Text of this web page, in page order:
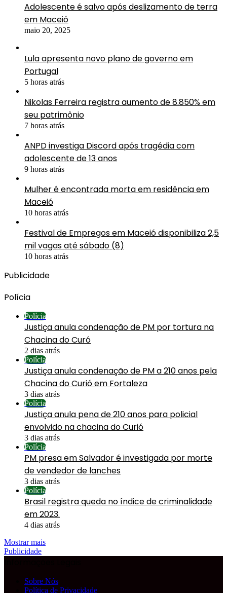
Adolescente é salvo após deslizamento de terra
em Maceió
maio 20, 2025
Lula apresenta novo plano de governo em
Portugal
5 horas atrás
Nikolas Ferreira registra aumento de 8.850% em
seu patrimônio
7 horas atrás
ANPD investiga Discord após tragédia com
adolescente de 13 anos
9 horas atrás
Mulher é encontrada morta em residência em
Maceió
10 horas atrás
Festival de Empregos em Maceió disponibiliza 2,5
mil vagas até sábado (8)
10 horas atrás
Publicidade
Polícia
Polícia
Justiça anula condenação de PM por tortura na
Chacina do Curó
2 dias atrás
Polícia
Justiça anula condenação de PM a 210 anos pela
Chacina do Curió em Fortaleza
3 dias atrás
Polícia
Justiça anula pena de 210 anos para policial
envolvido na chacina do Curió
3 dias atrás
Polícia
PM presa em Salvador é investigada por morte
de vendedor de lanches
3 dias atrás
Polícia
Brasil registra queda no índice de criminalidade
em 2023.
4 dias atrás
Mostrar mais
Publicidade
Sobre Nós
Política de Privacidade